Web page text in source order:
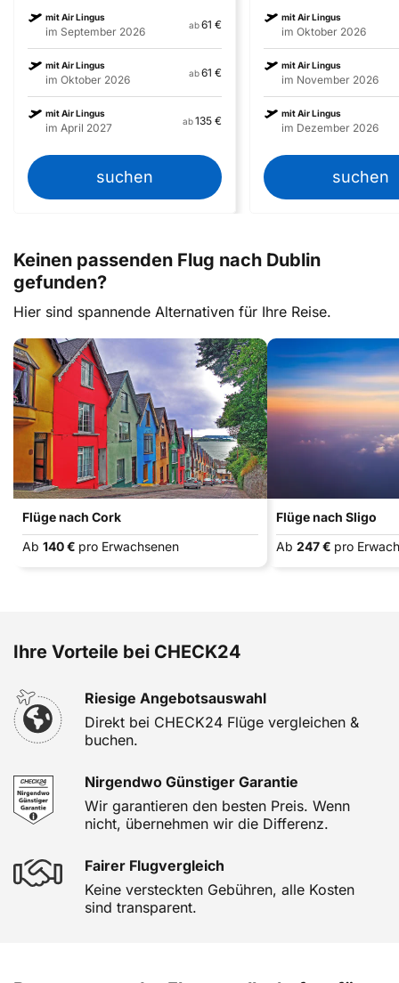
mit Air Lingus
im September 2026
ab61 €
mit Air Lingus
im Oktober 2026
ab61 €
mit Air Lingus
im April 2027
ab135 €
suchen
mit Air Lingus
im Oktober 2026
mit Air Lingus
im November 2026
mit Air Lingus
im Dezember 2026
suchen
Keinen passenden Flug nach Dublin
gefunden?
Hier sind spannende Alternativen für Ihre Reise.
Flüge nach Cork
Ab 140 € pro Erwachsenen
Flüge nach Sligo
Ab 247 € pro
Ihre Vorteile bei CHECK24
Riesige Angebotsauswahl
Direkt bei CHECK24 Flüge vergleichen &
buchen.
Nirgendwo Günstiger Garantie
Wir garantieren den besten Preis. Wenn
nicht, übernehmen wir die Differenz.
Fairer Flugvergleich
Keine versteckten Gebühren, alle Kosten
sind transparent.